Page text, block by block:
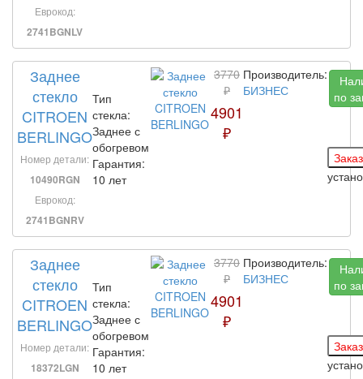
Еврокод:
2741BGNLV
Заднее
стекло
CITROEN
BERLINGO
Номер детали:
10490RGN
Еврокод:
2741BGNRV
Тип
стекла:
Заднее с
обогревом
Гарантия:
10 лет
3770
₽
4901
₽
Производитель:
БИЗНЕС
по
Заднее
стекло
CITROEN
BERLINGO
Номер детали:
18372LGN
Тип
стекла:
Заднее с
обогревом
Гарантия:
10 лет
3770
₽
4901
₽
Производитель:
БИЗНЕС
по